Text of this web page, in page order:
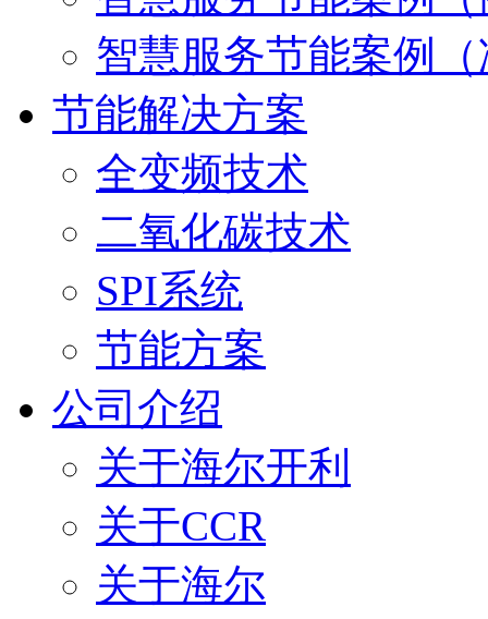
智慧服务节能案例
节能解决方案
全变频技术
二氧化碳技术
SPI系统
节能方案
公司介绍
关于海尔开利
关于CCR
关于海尔